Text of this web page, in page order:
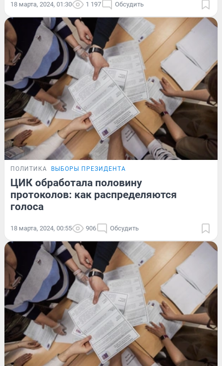
18 марта, 2024, 01:30 1 197 Обсудить
ПОЛИТИКА ВЫБОРЫ ПРЕЗИДЕНТА
ЦИК обработала половину
протоколов: как распределяются
голоса
18 марта, 2024, 00:55 906 Обсудить